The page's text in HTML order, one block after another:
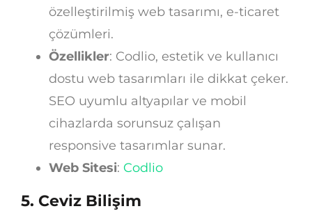
özelleştirilmiş web tasarımı, e-ticaret
çözümleri.
Özellikler: Codlio, estetik ve kullanıcı
dostu web tasarımları ile dikkat çeker.
SEO uyumlu altyapılar ve mobil
cihazlarda sorunsuz çalışan
responsive tasarımlar sunar.
Web Sitesi: Codlio
5. Ceviz Bilişim